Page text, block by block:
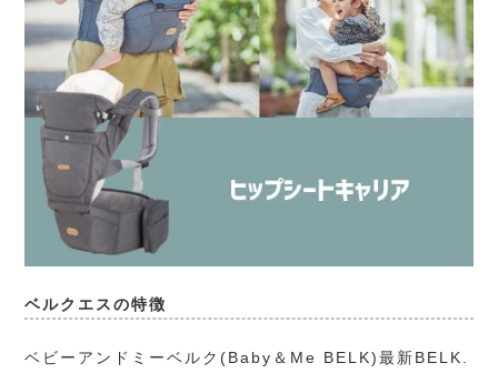
ベルクエスの特徴
ベビーアンドミーベルク(Baby＆Me BELK)最新BELK.